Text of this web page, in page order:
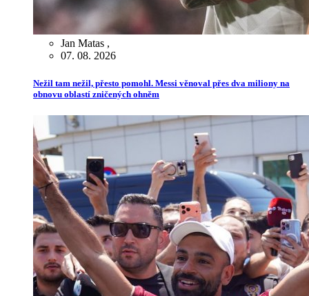
Jan Matas ,
07. 08. 2026
Nežil tam nežil, přesto pomohl. Messi věnoval přes dva miliony na
obnovu oblastí zničených ohněm